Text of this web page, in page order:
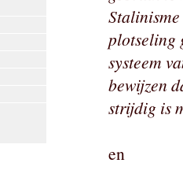
plotseling
systeem
bewijzen
strijdig is
en